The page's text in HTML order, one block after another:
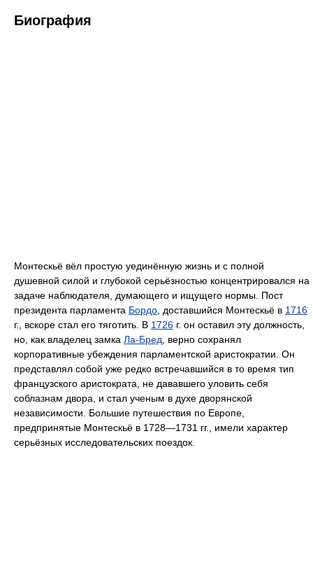
Биография
Монтескьё вёл простую уединённую жизнь и с полной
душевной силой и глубокой серьёзностью концентрировался на
задаче наблюдателя, думающего и ищущего нормы. Пост
президента парламента Бордо , доставшийся Монтескьё в 1716
г., вскоре стал его тяготить. В 1726 г. он оставил эту должность,
но, как владелец замка Ла-Бред , верно сохранял
корпоративные убеждения парламентской аристократии. Он
представлял собой уже редко встречавшийся в то время тип
французского аристократа, не дававшего уловить себя
соблазнам двора, и стал ученым в духе дворянской
независимости. Большие путешествия по Европе,
предпринятые Монтескьё в 1728—1731 гг., имели характер
серьёзных исследовательских поездок.